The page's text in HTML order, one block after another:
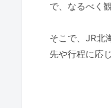
で、なるべく
そこで、JR北
先や行程に応